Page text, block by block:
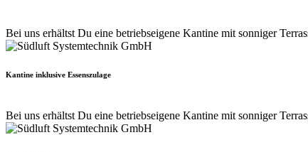
Bei uns erhältst Du eine betriebseigene Kantine mit sonniger
Kantine inklusive Essenszulage
Bei uns erhältst Du eine betriebseigene Kantine mit sonniger